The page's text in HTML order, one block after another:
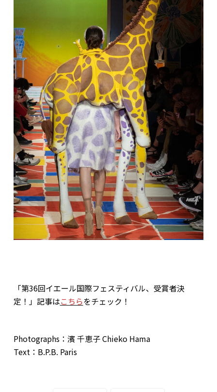
「第36回イエール国際フェスティバル、受賞者決
定！」記事はこちらをチェック！
Photographs：濱 千恵子 Chieko Hama
Text：B.P.B. Paris